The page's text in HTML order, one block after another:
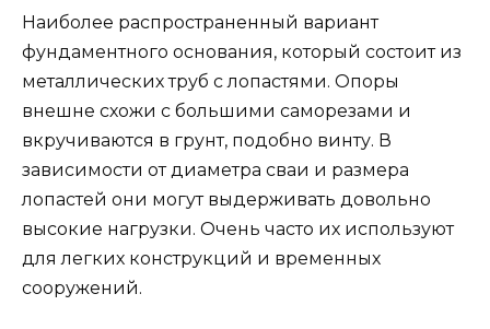
Наиболее распространенный вариант
фундаментного основания, который состоит из
металлических труб с лопастями. Опоры
внешне схожи с большими саморезами и
вкручиваются в грунт, подобно винту. В
зависимости от диаметра сваи и размера
лопастей они могут выдерживать довольно
высокие нагрузки. Очень часто их используют
для легких конструкций и временных
сооружений.